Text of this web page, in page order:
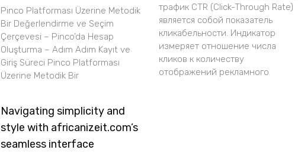
Pinco Platforması Üzerine Metodik
Bir Değerlendirme ve Seçim
Çerçevesi – Pinco’da Hesap
Oluşturma – Adım Adım Kayıt ve
Giriş Süreci Pinco Platforması
Üzerine Metodik Bir
трафик CTR (Click-Through Rate)
является собой показатель
кликабельности. Индикатор
измеряет отношение числа
кликов к количеству
отображений рекламного
Navigating simplicity and
style with africanizeit.com’s
seamless interface